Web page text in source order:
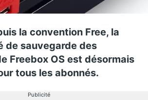
la convention Free, la
de sauvegarde des
Freebox OS est désormais
tous les abonnés.
Publicité